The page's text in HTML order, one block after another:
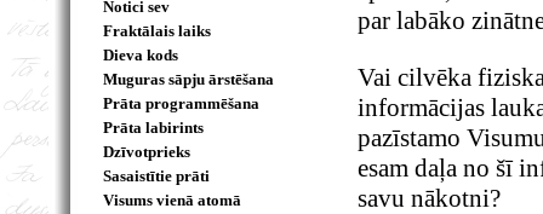
Notici sev
Fraktālais laiks
Dieva kods
Muguras sāpju ārstēšana
Prāta programmēšana
Prāta labirints
Dzīvotprieks
Sasaistītie prāti
Visums vienā atomā
par labāko
Vai cilvēka
informācijas
pazīstamo
esam daļa no šī
savu nākotni?